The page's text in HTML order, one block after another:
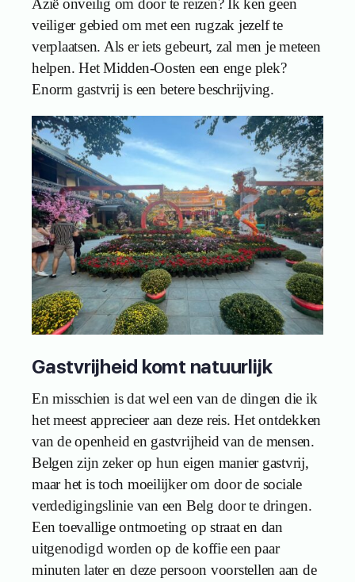
veiliger gebied om met een rugzak jezelf te
verplaatsen. Als er iets gebeurt, zal men je meteen
helpen. Het Midden-Oosten een enge plek?
Enorm gastvrij is een betere beschrijving.
Gastvrijheid komt natuurlijk
En misschien is dat wel een van de dingen die ik
het meest apprecieer aan deze reis. Het ontdekken
van de openheid en gastvrijheid van de mensen.
Belgen zijn zeker op hun eigen manier gastvrij,
maar het is toch moeilijker om door de sociale
verdedigingslinie van een Belg door te dringen.
Een toevallige ontmoeting op straat en dan
uitgenodigd worden op de koffie een paar
minuten later en deze persoon voorstellen aan de